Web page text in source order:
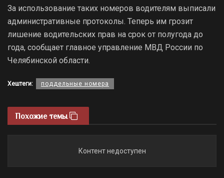
За использование таких номеров водителям выписали
административные протоколы. Теперь им грозит
лишение водительских прав на срок от полугода до
года, сообщает главное управление МВД России по
Челябинской области.
Хештеги: поддельные номера
Похожие темы
Контент недоступен